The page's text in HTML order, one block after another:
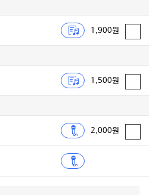
1,900원
1,500원
2,000원